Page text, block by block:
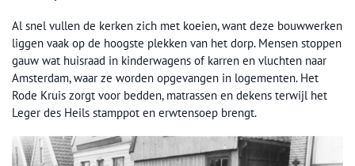
Al snel vullen de kerken zich met koeien, want deze bouwwerken
liggen vaak op de hoogste plekken van het dorp. Mensen stoppen
gauw wat huisraad in kinderwagens of karren en vluchten naar
Amsterdam, waar ze worden opgevangen in logementen. Het
Rode Kruis zorgt voor bedden, matrassen en dekens terwijl het
Leger des Heils stamppot en erwtensoep brengt.